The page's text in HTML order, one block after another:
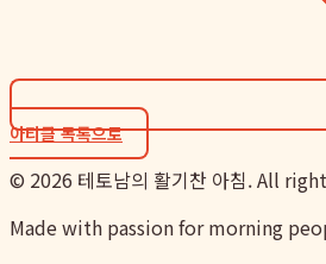
아티클 목록으로
© 2026 테토남의 활기찬 아침. All
Made with passion for morning